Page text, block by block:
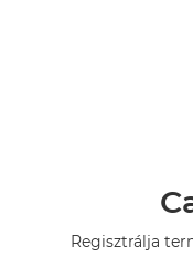
Regisztrálja